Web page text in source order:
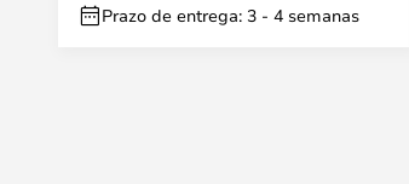
Prazo de entrega: 3 - 4 semanas